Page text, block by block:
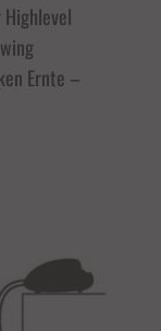
Ernte –